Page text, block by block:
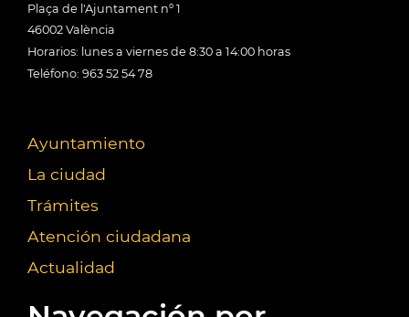
Plaça de l'Ajuntament nº 1
46002 València
Horarios: lunes a viernes de 8:30 a 14:00 horas
Teléfono: 963 52 54 78
Ayuntamiento
La ciudad
Trámites
Atención ciudadana
Actualidad